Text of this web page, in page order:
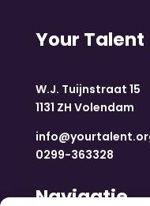
Your Talent
W.J. Tuijnstraat 15
1131 ZH Volendam
0299-363328
Navigatie